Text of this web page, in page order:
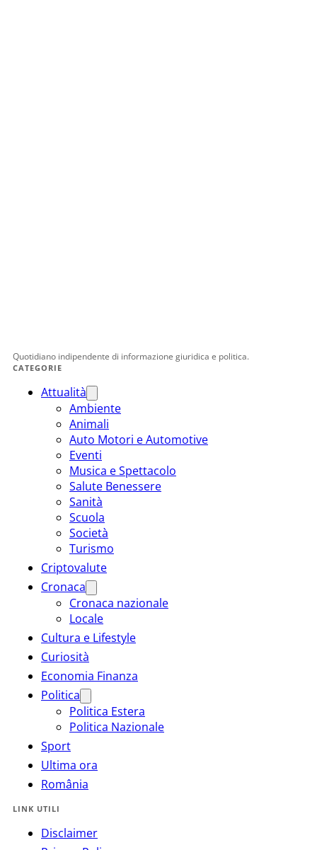
Quotidiano indipendente di informazione giuridica e politica.
CATEGORIE
Attualità
Ambiente
Animali
Auto Motori e Automotive
Eventi
Musica e Spettacolo
Salute Benessere
Sanità
Scuola
Società
Turismo
Criptovalute
Cronaca
Cronaca nazionale
Locale
Cultura e Lifestyle
Curiosità
Economia Finanza
Politica
Politica Estera
Politica Nazionale
Sport
Ultima ora
România
LINK UTILI
Disclaimer